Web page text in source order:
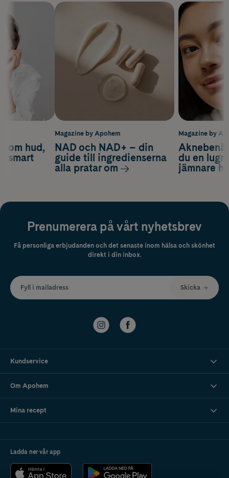
Magazine by
du en
jämnare
om hud,
smart
Magazine by Apohem
NAD och NAD+ – din
guide till ingredienserna
alla pratar om
Prenumerera på vårt nyhetsbrev
Få personliga erbjudanden och det senaste inom hälsa och skönhet
direkt i din inbox.
Fyll i mailadress Skicka
Kundservice
Om Apohem
Mina recept
Ladda ner vår app